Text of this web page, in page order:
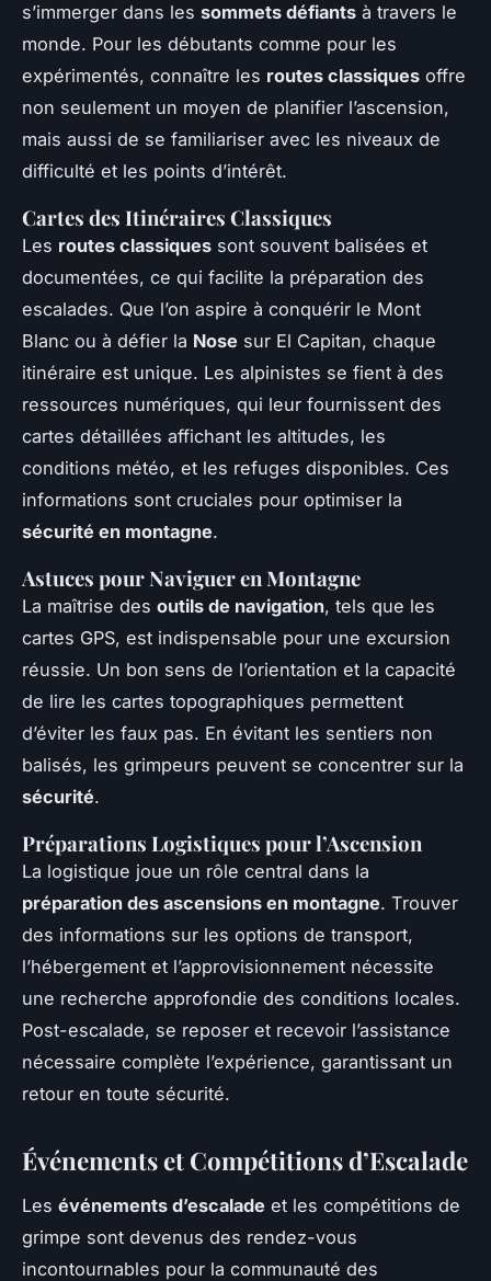
s’immerger dans les sommets défiants à travers le
monde. Pour les débutants comme pour les
expérimentés, connaître les routes classiques offre
non seulement un moyen de planifier l’ascension,
mais aussi de se familiariser avec les niveaux de
difficulté et les points d’intérêt.
Cartes des Itinéraires Classiques
Les routes classiques sont souvent balisées et
documentées, ce qui facilite la préparation des
escalades. Que l’on aspire à conquérir le Mont
Blanc ou à défier la Nose sur El Capitan, chaque
itinéraire est unique. Les alpinistes se fient à des
ressources numériques, qui leur fournissent des
cartes détaillées affichant les altitudes, les
conditions météo, et les refuges disponibles. Ces
informations sont cruciales pour optimiser la
sécurité en montagne.
Astuces pour Naviguer en Montagne
La maîtrise des outils de navigation, tels que les
cartes GPS, est indispensable pour une excursion
réussie. Un bon sens de l’orientation et la capacité
de lire les cartes topographiques permettent
d’éviter les faux pas. En évitant les sentiers non
balisés, les grimpeurs peuvent se concentrer sur la
sécurité.
Préparations Logistiques pour l’Ascension
La logistique joue un rôle central dans la
préparation des ascensions en montagne. Trouver
des informations sur les options de transport,
l’hébergement et l’approvisionnement nécessite
une recherche approfondie des conditions locales.
Post-escalade, se reposer et recevoir l’assistance
nécessaire complète l’expérience, garantissant un
retour en toute sécurité.
Événements et Compétitions d’Escalade
Les événements d’escalade et les compétitions de
grimpe sont devenus des rendez-vous
incontournables pour la communauté des